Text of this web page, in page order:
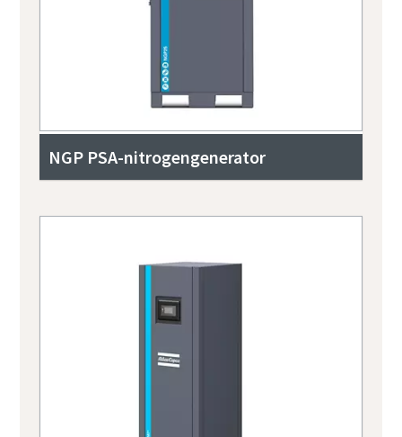
NGP PSA-nitrogengenerator